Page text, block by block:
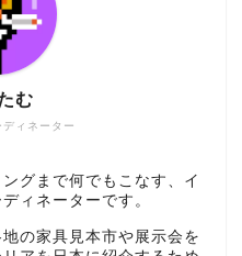
ィネーター
む
グまで何でもこなす、イ
ィネーターです。
の家具見本市や展示会を